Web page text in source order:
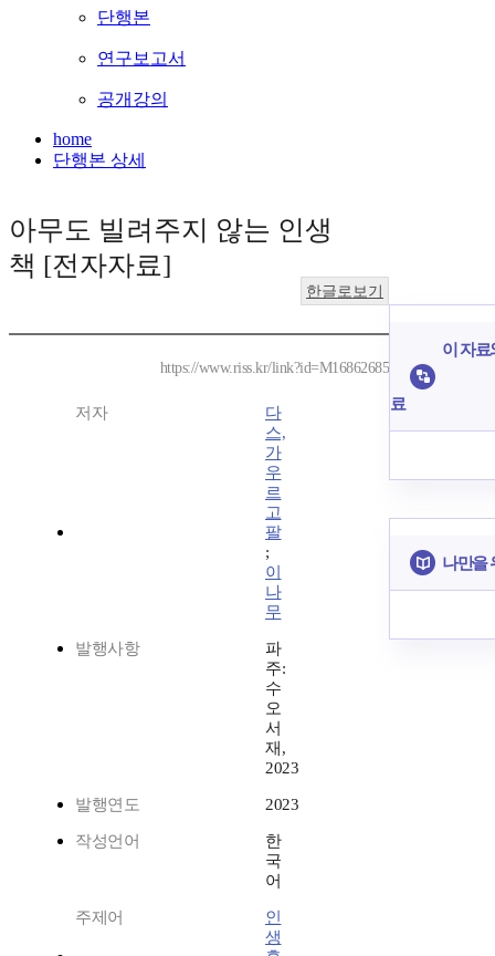
단행본
연구보고서
공개강의
home
단행본 상세
아무도 빌려주지 않는 인생
책 [전자자료]
한글로보기
https://www.riss.kr/link?id=M16862685
저자
다
스,
가
우
르
고
팔
;
이
나
무
발행사항
파
주:
수
오
서
재,
2023
발행연도 2023
작성언어
한
국
어
주제어
인
생
이 자료
료
나만을